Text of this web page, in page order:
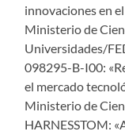
innovaciones en
Ministerio de
Universidades/
098295-B-I00:
el mercado
Ministerio de
HARNESSTOM: